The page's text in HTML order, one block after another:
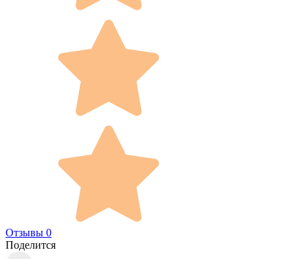
Отзывы 0
Поделится